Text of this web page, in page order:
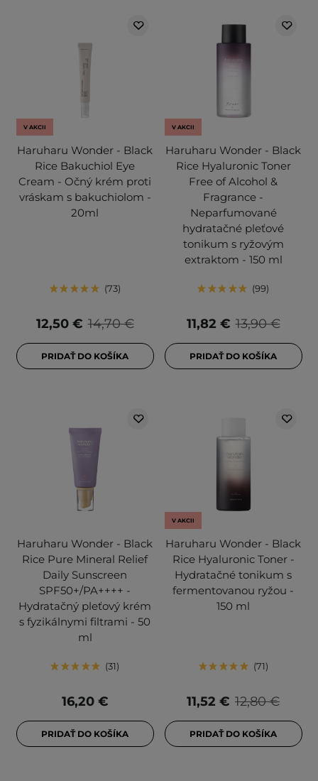
V AKCII
Haruharu Wonder - Black
Rice Bakuchiol Eye
Cream - Očný krém proti
vráskam s bakuchiolom -
20ml
73
14,70 €
12,50 €
PRIDAŤ DO KOŠÍKA
V AKCII
Haruharu Wonder - Black
Rice Hyaluronic Toner
Free of Alcohol &
Fragrance -
Neparfumované
hydratačné pleťové
tonikum s ryžovým
extraktom - 150 ml
99
13,90 €
11,82 €
PRIDAŤ DO KOŠÍKA
Haruharu Wonder - Black
Rice Pure Mineral Relief
Daily Sunscreen
SPF50+/PA++++ -
Hydratačný pleťový krém
s fyzikálnymi filtrami - 50
ml
31
16,20 €
PRIDAŤ DO KOŠÍKA
V AKCII
Haruharu Wonder - Black
Rice Hyaluronic Toner -
Hydratačné tonikum s
fermentovanou ryžou -
150 ml
71
12,80 €
11,52 €
PRIDAŤ DO KOŠÍKA